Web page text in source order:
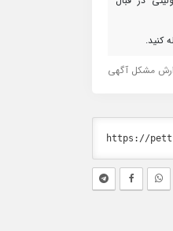
کنید.
مشکل آگهی